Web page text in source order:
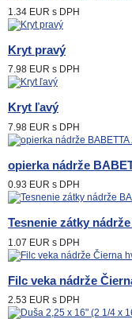
1.34 EUR s DPH
Kryt pravý
7.98 EUR s DPH
Kryt ľavý
7.98 EUR s DPH
opierka nádrže
0.93 EUR s DPH
Tesnenie zátky
1.07 EUR s DPH
Filc veka nádrže
2.53 EUR s DPH